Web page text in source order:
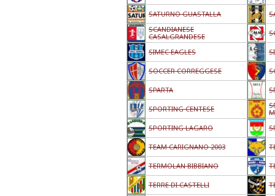
SATURNO GUASTALLA
SCANDIANESE
CASALGRANDESE
SIMEC EAGLES
SOCCER CORREGGESE
SPARTA
SPORTING CENTESE
SPORTING LAGARO
TEAM CARIGNANO 2003
TERMOLAN BIBBIANO
TERRE DI CASTELLI